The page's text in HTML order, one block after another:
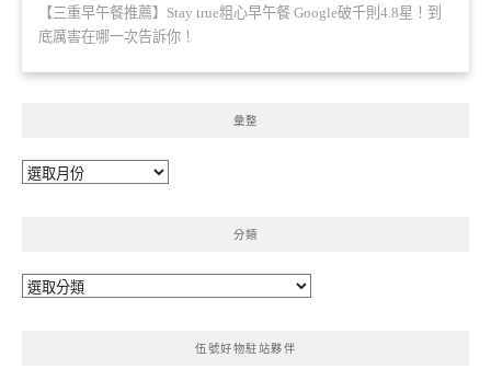
【三重早午餐推薦】Stay true粗心早午餐 Google破千則4.8星！到
底厲害在哪一次告訴你！
彙整
彙
分類
分
伍號好物駐站夥伴